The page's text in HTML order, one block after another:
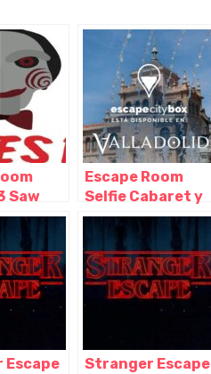
Saw
–
León
Escape Room
Selfie Cabaret y
Puénting Virtual
en Valladolid,
Valladolid –
Castilla y León
Stranger Escape